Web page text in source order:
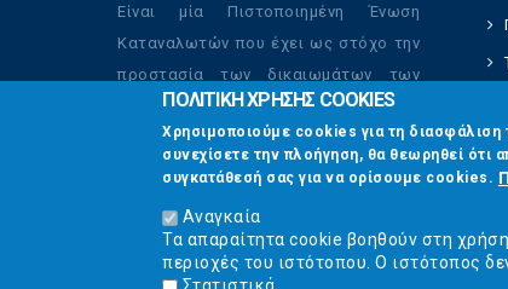
Είναι μία Πιστοποιημένη Ένωση
Καταναλωτών που έχει ως στόχο την
προστασία των δικαιωμάτων των
καταναλωτών και την βελτίωση της
ποιότητας της ζωής τους.
ΠΟΛΙΤΙΚΗ ΧΡΗΣΗΣ COOKIES
Χρησιμοποιούμε cookies για τη
συνεχίσετε την πλοήγηση, θα θεωρηθεί ότι
συγκατάθεσή σας για να ορίσουμε cookies.
Αναγκαία
Τα απαραίτητα cookie βοηθούν στη
περιοχές του ιστότοπου. Ο ιστότοπος